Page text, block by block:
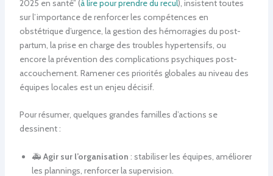
2025 en santé” (à lire pour prendre du recul), insistent toutes
sur l’importance de renforcer les compétences en
obstétrique d’urgence, la gestion des hémorragies du post-
partum, la prise en charge des troubles hypertensifs, ou
encore la prévention des complications psychiques post-
accouchement. Ramener ces priorités globales au niveau des
équipes locales est un enjeu décisif.
Pour résumer, quelques grandes familles d’actions se
dessinent :
🚑 Agir sur l’organisation : stabiliser les équipes, améliorer
les plannings, renforcer la supervision.